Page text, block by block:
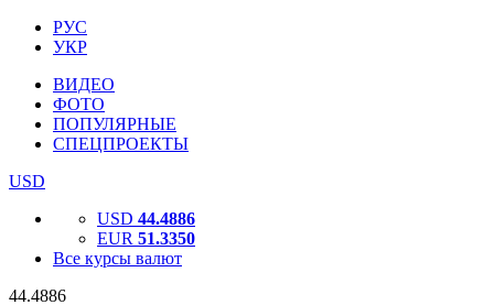
РУС
УКР
ВИДЕО
ФОТО
ПОПУЛЯРНЫЕ
СПЕЦПРОЕКТЫ
USD
USD 44.4886
EUR 51.3350
Все курсы валют
44.4886